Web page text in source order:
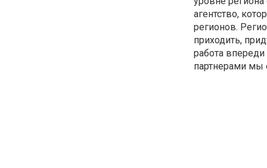
агентство,
регионов.
приходить,
работа
партнерами мы